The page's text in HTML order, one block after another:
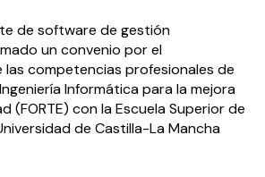
de software de gestión
un convenio por el
competencias profesionales de
Informática para la mejora
(FORTE) con la Escuela Superior de
de Castilla-La Mancha